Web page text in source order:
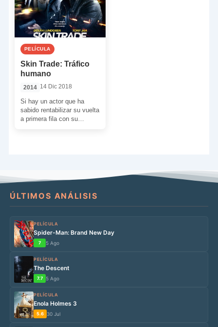
PELÍCULA
Skin Trade: Tráfico
humano
2014 14 Dic 2018
Si hay un actor que ha
sabido rentabilizar su vuelta
a primera fila con su
ÚLTIMOS ANÁLISIS
PELÍCULA
Spider-Man: Brand New Day
7 5 Ago
PELÍCULA
The Descent
7.7 5 Ago
PELÍCULA
Enola Holmes 3
5.6 30 Jul